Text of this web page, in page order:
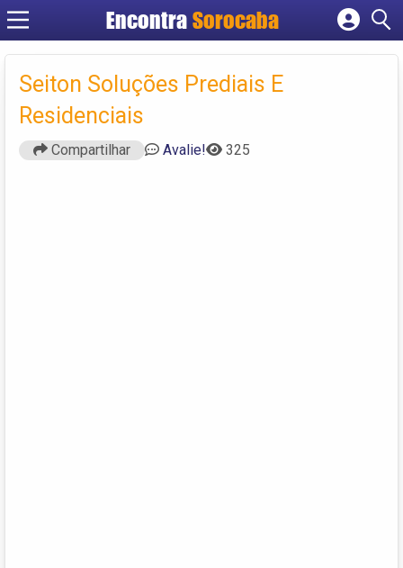
EncontraSorocaba
Cadastrar empresa
Criar conta
Seiton Soluções Prediais E
Residenciais
Compartilhar Avalie! 325